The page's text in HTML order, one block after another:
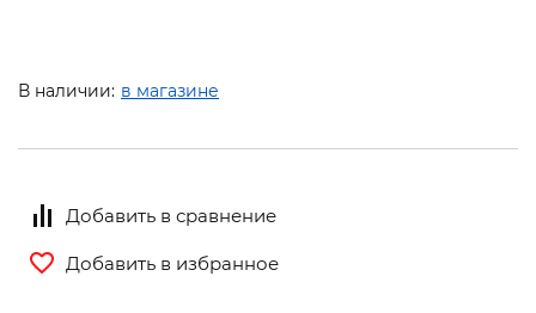
В наличии: в магазине
Добавить в сравнение
Добавить в избранное